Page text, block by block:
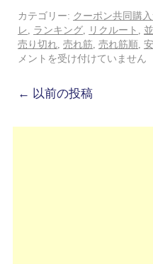
カテゴリー: クーポン共同購
レ
ランキング リクルート
売り切れ 売れ筋 売れ筋順
メントを受け付けていません
← 以前の投稿